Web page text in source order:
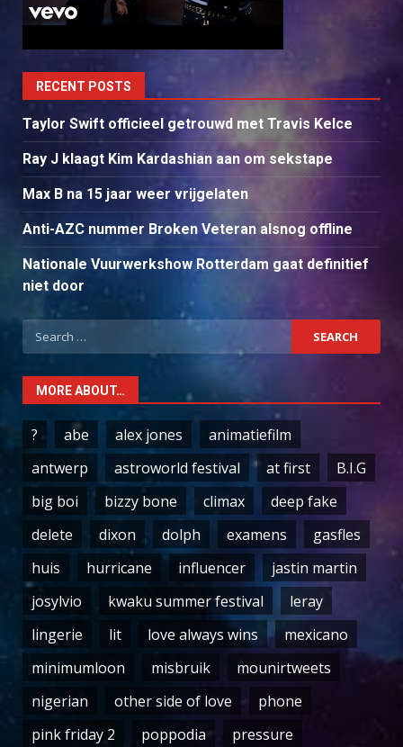
RECENT POSTS
Taylor Swift officieel getrouwd met Travis Kelce
Ray J klaagt Kim Kardashian aan om sekstape
Max B na 15 jaar weer vrijgelaten
Anti-AZC nummer Broken Veteran alsnog offline
Nationale Vuurwerkshow Rotterdam gaat definitief
niet door
Search
for:
MORE ABOUT…
? abe alex jones
animatiefilm
antwerp
astroworld festival at first
B.I.G
big boi
bizzy bone climax
deep fake
delete
dixon dolph examens
gasfles
huis
hurricane influencer
jastin martin
josylvio
kwaku summer festival
leray
lingerie
lit love always wins
mexicano
minimumloon
misbruik
mounirtweets
nigerian
other side of love
phone
pink friday 2
poppodia pressure